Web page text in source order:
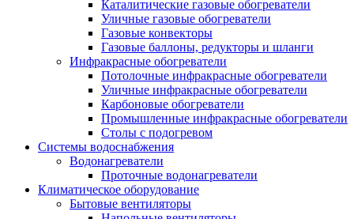
Каталитические газовые обогреватели
Уличные газовые обогреватели
Газовые конвекторы
Газовые баллоны, редукторы и шланги
Инфракрасные обогреватели
Потолочные инфракрасные обогреватели
Уличные инфракрасные обогреватели
Карбоновые обогреватели
Промышленные инфракрасные обогреватели
Столы с подогревом
Системы водоснабжения
Водонагреватели
Проточные водонагреватели
Климатическое оборудование
Бытовые вентиляторы